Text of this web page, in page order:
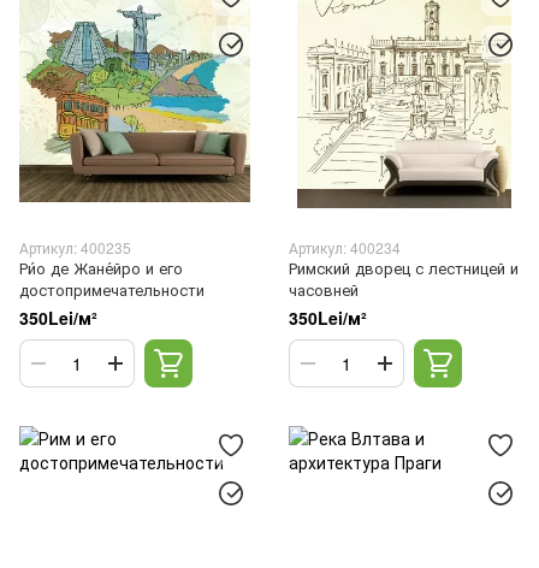
Артикул: 400235
Ри́о де Жане́йро и его
достопримечательности
350Lei/м²
Артикул: 400234
Римский дворец с лестницей и
часовней
350Lei/м²